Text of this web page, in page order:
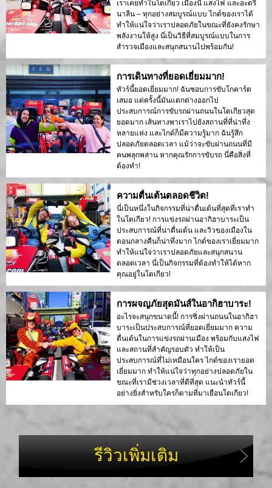
เราเคยทำในโตเกียว เมืองนี้ แสงไฟ และอะดรี
นาลีน – ทุกอย่างสมบูรณ์แบบ ไกด์ของเราได้
ทำให้แน่ใจว่าเราปลอดภัยในขณะที่ยังคงรักษา
พลังงานให้สูง นี่เป็นวิธีที่สมบูรณ์แบบในการ
สำรวจเมืองและสนุกสนานไปพร้อมกัน!
การเดินทางที่ยอดเยี่ยมมาก!
ทัวร์นี้ยอดเยี่ยมมาก! ฉันชอบการขับโกคาร์ต
เสมอ แต่ครั้งนี้มันแตกต่างออกไป
ประสบการณ์การขับรถผ่านถนนในโตเกียวสุด
ยอดมาก เส้นทางพาเราไปยังสถานที่ที่น่าทึ่ง
หลายแห่ง และไกด์ก็มีความรู้มาก ฉันรู้สึก
ปลอดภัยตลอดเวลา แม้ว่าจะขับผ่านถนนที่มี
คนพลุกพล่าน หากคุณรักการขับรถ นี่คือสิ่งที่
ต้องทำ!
ความตื่นเต้นตลอดชีวิต!
นี่เป็นหนึ่งในกิจกรรมที่น่าตื่นเต้นที่สุดที่เราทำ
ในโตเกียว! การแข่งรถผ่านอากิฮาบาระเป็น
ประสบการณ์ที่น่าตื่นเต้น และวิวของเมืองใน
ตอนกลางคืนก็น่าทึ่งมาก ไกด์ของเราเยี่ยมมาก
ทำให้แน่ใจว่าเราปลอดภัยและสนุกสนาน
ตลอดเวลา นี่เป็นกิจกรรมที่ต้องทำให้ได้หาก
คุณอยู่ในโตเกียว!
การผจญภัยสุดมันส์ในอากิฮาบาระ!
อะไรจะสนุกขนาดนี้! การซิ่งผ่านถนนในอากิฮา
บาระเป็นประสบการณ์ที่ยอดเยี่ยมมาก ความ
ตื่นเต้นในการแข่งรถผ่านเมือง พร้อมกับแสงไฟ
และสถานที่สำคัญรอบตัว ทำให้เป็น
ประสบการณ์ที่ไม่เหมือนใคร ไกด์ของเรายอด
เยี่ยมมาก ทำให้แน่ใจว่าทุกอย่างปลอดภัยใน
ขณะที่เรามีช่วงเวลาที่ดีที่สุด แนะนำทัวร์นี้
อย่างยิ่งสำหรับใครก็ตามที่มาเยือนโตเกียว!
รีวิวเพิ่มเติม